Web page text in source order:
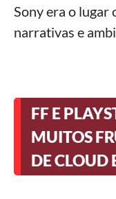
Sony era o lugar
narrativas e
FF E
MUITOS
DE CLOUD